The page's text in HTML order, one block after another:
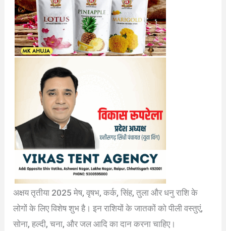
अक्षय तृतीया 2025 मेष, वृषभ, कर्क, सिंह, तुला और धनु राशि के
लोगों के लिए विशेष शुभ है। इन राशियों के जातकों को पीली वस्तुएं,
सोना, हल्दी, चना, और जल आदि का दान करना चाहिए।